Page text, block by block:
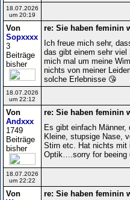
18.07.2026
um 20:19
Von
Sopxxxx
3
Beiträge
bisher
re: Sie haben feminin
Ich freue mich sehr,
das gibt einem sehr viel
mich mal um meine
nichts von meiner
solche Erlebnisse 😘
18.07.2026
um 22:12
Von
Andxxx
1749
Beiträge
bisher
re: Sie haben feminin
Es gibt einfach Männer,
Kleine, stupsige Nase,
Stirn etc. Hat nichts
Optik….sorry for beeing
18.07.2026
um 22:22
Von
re: Sie haben feminin